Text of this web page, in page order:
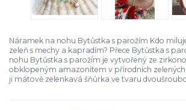
Náramek na nohu Bytůstka s parožím Kdo
zeleň s mechy a kapradím? Přece Bytůstka s
nohu Bytůstka s parožím je vytvořený ze
obklopeným amazonitem v přírodních zelených
ji mátově zelenkavá šňůrka ve tvaru